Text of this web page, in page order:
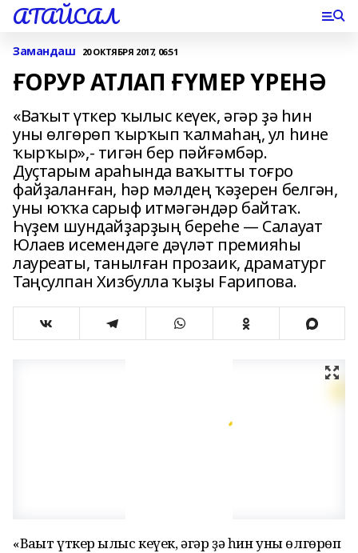
АТАЙСАЛ
Замандаш 20 ОКТЯБРЯ 2017, 06:51
ҒОРУР АТЛАП ҒҮМЕР ҮРЕНӘ
«Ваҡыт үткер ҡылыс кеүек, әгәр ҙә һин
уны өлгөрөп ҡырҡып ҡалмаһаң, ул һине
ҡырҡыр»,- тигән бер пәйғәмбәр.
Дуҫтарым араһында ваҡытты тоғро
файҙаланған, һәр мәлдең ҡәҙерен белгән,
уны юҡҡа сарыф итмәгәндәр байтаҡ.
Һүҙем шундайҙарҙың береһе — Салауат
Юлаев исемендәге дәүләт премияһы
лауреаты, танылған прозаик, драматург
Таңсулпан Хизбулла ҡыҙы Fарипова.
«Ваҡыт үткер ҡылыс кеүек, әгәр ҙә һин уны өлгөрөп